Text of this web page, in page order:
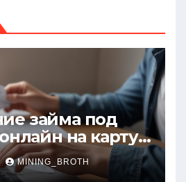
займа под
на карту
в офис: порядок,
и документы
MINING_BROTH